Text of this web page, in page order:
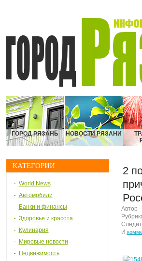
ГОРОД РЯЗАНЬ НОВОСТИ РЯЗАНИ
КАТЕГОРИИ
World News
Автомобили
Банки и финансы
Здоровье и красота
Кулинария
Мировые новости
Недвижимость
2
Автор -
И